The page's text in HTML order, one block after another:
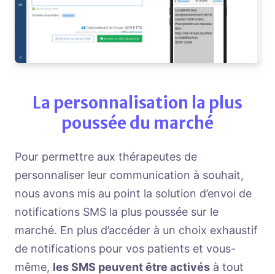
La personnalisation la plus
poussée du marché
Pour permettre aux thérapeutes de
personnaliser leur communication à souhait,
nous avons mis au point la solution d’envoi de
notifications SMS la plus poussée sur le
marché. En plus d’accéder à un choix exhaustif
de notifications pour vos patients et vous-
même, les SMS peuvent être activés à tout